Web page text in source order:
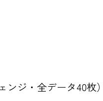
ンジ・全データ40枚